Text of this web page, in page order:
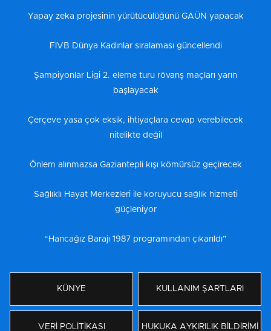
Yapay zeka projesinin yürütücülüğünü GAÜN yapacak
FIVB Dünya Kadınlar sıralaması güncellendi
Şampiyonlar Ligi 2. eleme turu rövanş maçları yarın
başlayacak
Çerçeve yasa çok eksik, ihtiyaçlara cevap verebilecek
nitelikte değil
Önlem alınmazsa Gaziantepli kışı kömürsüz geçirecek
Sağlıklı Hayat Merkezleri ile koruyucu sağlık hizmeti
güçleniyor
“Hancağız Barajı 1987 programından çıkarıldı”
KÜNYE KULLANIM ŞARTLARI
VERİ POLİTİKASI HUKUKA AYKIRILIK BİLDİRİMİ